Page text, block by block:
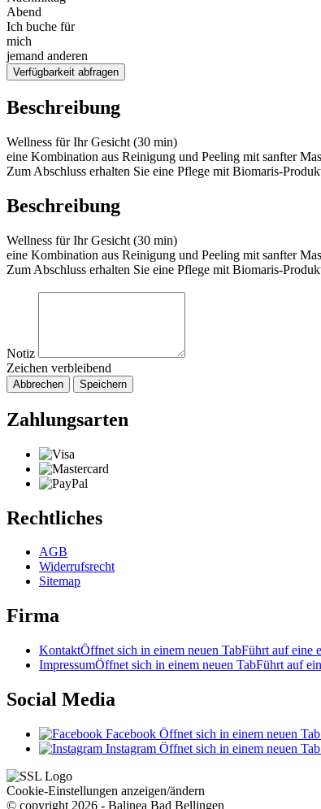
Abend
Ich buche für
mich
jemand anderen
Verfügbarkeit abfragen
Beschreibung
Wellness für Ihr Gesicht (30 min)
eine Kombination aus Reinigung und Peeling mit sanfter
Zum Abschluss erhalten Sie eine Pflege mit Biomaris-
Beschreibung
Wellness für Ihr Gesicht (30 min)
eine Kombination aus Reinigung und Peeling mit sanfter
Zum Abschluss erhalten Sie eine Pflege mit Biomaris-
Notiz
Zeichen verbleibend
Abbrechen Speichern
Zahlungsarten
Rechtliches
AGB
Widerrufsrecht
Sitemap
Firma
KontaktÖffnet sich in einem neuen TabFührt auf eine
ImpressumÖffnet sich in einem neuen TabFührt auf
Social Media
Facebook Öffnet sich in einem neuen Tab
Instagram Öffnet sich in einem neuen Tab
Cookie-Einstellungen anzeigen/ändern
© copyright 2026 - Balinea Bad Bellingen